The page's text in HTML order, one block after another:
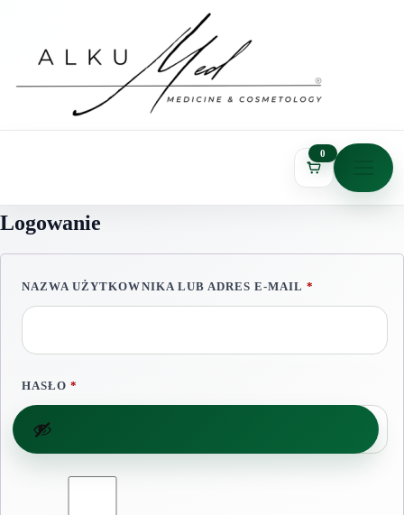
0
Logowanie
NAZWA UŻYTKOWNIKA LUB ADRES E-MAIL*
HASŁO*